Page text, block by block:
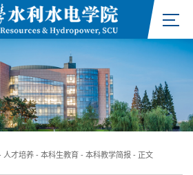
人才培养 - 本科生教育 - 本科教学简报 - 正文